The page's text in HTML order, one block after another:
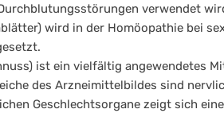
verwendet
wird in der Homöopathie bei
ist ein vielfältig angewendetes
des Arzneimittelbildes sind
Geschlechtsorgane zeigt sich